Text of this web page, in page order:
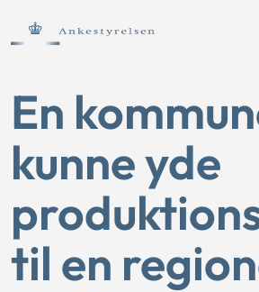
En
kunne yde
til en